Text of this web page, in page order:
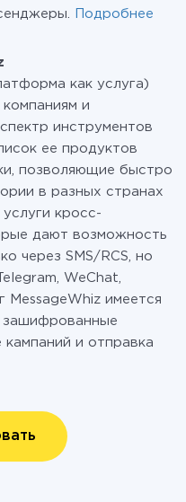
Подробнее
как услуга)
компаниям и
инструментов
ее продуктов
позволяющие быстро
в разных странах
кросс-
дают возможность
через SMS/RCS, но
WeChat,
MessageWhiz имеется
зашифрованные
и отправка